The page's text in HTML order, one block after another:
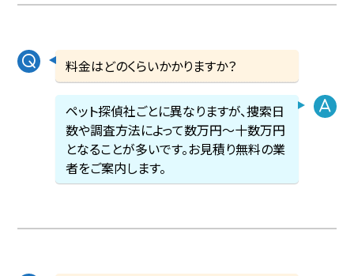
料金はどのくらいかかりますか？
ペット探偵社ごとに異なりますが、捜索日
数や調査方法によって数万円〜十数万円
となることが多いです。お見積り無料の業
者をご案内します。